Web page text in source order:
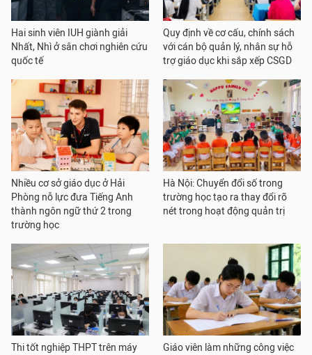
Hai sinh viên IUH giành giải
Nhất, Nhì ở sân chơi nghiên cứu
quốc tế
Quy định về cơ cấu, chính sách
với cán bộ quản lý, nhân sự hỗ
trợ giáo dục khi sắp xếp CSGD
Nhiều cơ sở giáo dục ở Hải
Phòng nỗ lực đưa Tiếng Anh
thành ngôn ngữ thứ 2 trong
trường học
Hà Nội: Chuyển đổi số trong
trường học tạo ra thay đổi rõ
nét trong hoạt động quản trị
Thi tốt nghiệp THPT trên máy
Giáo viên làm những công việc